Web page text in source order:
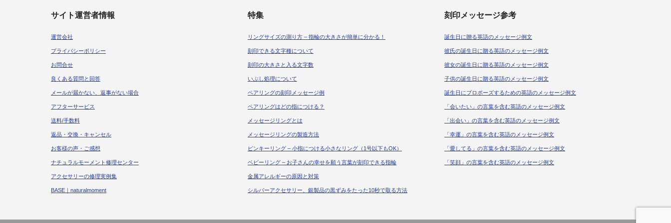
サイト運営者情報
運営会社
プライバシーポリシー
お問合せ
良くある質問と回答
メールが届かない、返事がない場合
アフターサービス
送料/手数料
返品・交換・キャンセル
お客様の声・ご感想
ナチュラルモーメント修理センター
アクセサリーの修理実例集
BASE｜naturalmoment
特集
リングサイズの測り方 – 指輪の大きさが簡単に分かる！
刻印できる文字種について
刻印の大きさと入る文字数
いぶし処理について
ペアリングの刻印メッセージ例
ペアリングはどの指につける？
メッセージリングとは
メッセージリングの製造方法
ピンキーリング – 小指につける小さなリング（1号以下もOK）
ベビーリング – お子さんの幸せを願う言葉が刻印できる指輪
金属アレルギーの原因と対策
シルバーアクセサリー、銀製品の黒ずみをたった10秒で取る方法
刻印メッセージ参考
誕生日に贈る英語のメッセージ例文
彼氏の誕生日に贈る英語のメッセージ例文
彼女の誕生日に贈る英語のメッセージ例文
子供の誕生日に贈る英語のメッセージ例文
誕生日にプロポーズするための英語のメッセージ例文
「会いたい」の言葉を含む英語のメッセージ例文
「出会い」の言葉を含む英語のメッセージ例文
「幸運」の言葉を含む英語のメッセージ例文
「愛してる」の言葉を含む英語のメッセージ例文
「笑顔」の言葉を含む英語のメッセージ例文